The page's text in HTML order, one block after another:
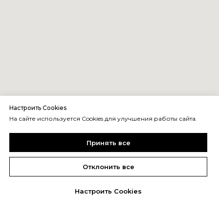
Настроить Cookies
На сайте используется Cookies для улучшения работы сайта.
Принять все
Отклонить все
Настроить Cookies